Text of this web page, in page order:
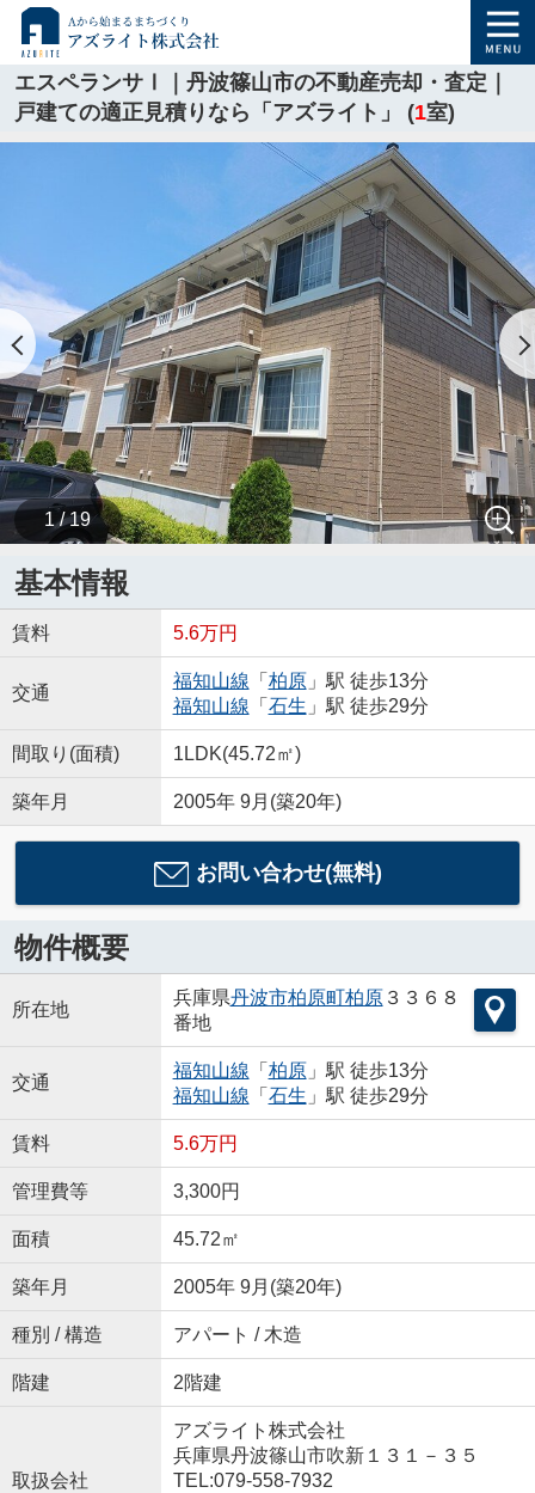
エスペランサⅠ｜丹波篠山市の不動産売却・査定｜
戸建ての適正見積りなら「アズライト」 (1室)
1 / 19
基本情報
賃料 5.6万円
交通
福知山線 「 柏原」駅 徒歩13分
福知山線 「 石生 」駅 徒歩29分
間取り(面積) 1LDK(45.72㎡)
築年月 2005年 9月(築20年)
お問い合わせ(無料)
物件概要
所在地
兵庫県丹波市柏原町柏原３３６８
番地
交通
福知山線 「 柏原」駅 徒歩13分
福知山線 「 石生 」駅 徒歩29分
賃料 5.6万円
管理費等 3,300円
面積 45.72㎡
築年月 2005年 9月(築20年)
種別 / 構造 アパート / 木造
階建 2階建
取扱会社
アズライト株式会社
兵庫県丹波篠山市吹新１３１－３５
TEL:079-558-7932